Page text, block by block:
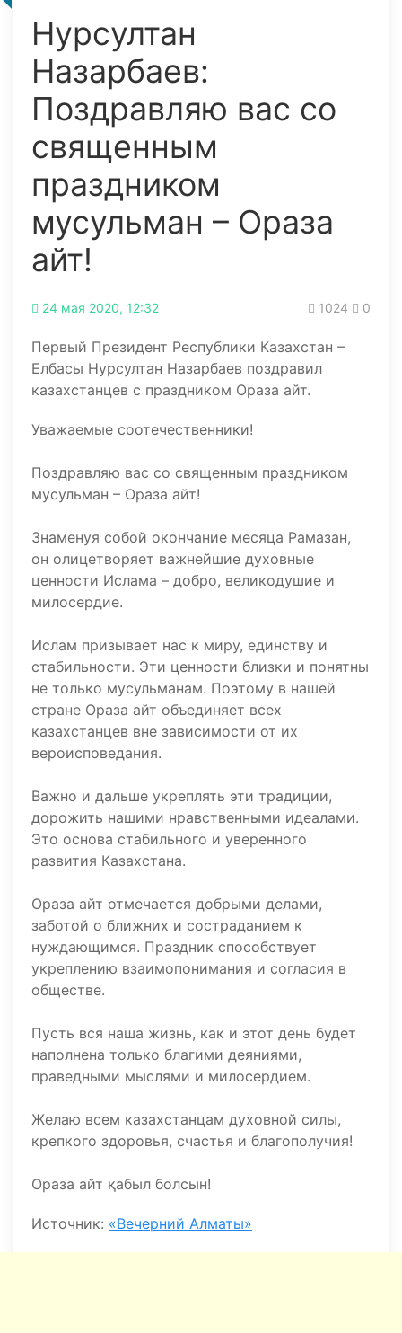
Нурсултан
Назарбаев:
Поздравляю вас со
священным
праздником
мусульман – Ораза
айт!
24 мая 2020, 12:32 1024 0
Первый Президент Республики Казахстан –
Елбасы Нурсултан Назарбаев поздравил
казахстанцев с праздником Ораза айт.
Уважаемые соотечественники!
Поздравляю вас со священным праздником
мусульман – Ораза айт!
Знаменуя собой окончание месяца Рамазан,
он олицетворяет важнейшие духовные
ценности Ислама – добро, великодушие и
милосердие.
Ислам призывает нас к миру, единству и
стабильности. Эти ценности близки и понятны
не только мусульманам. Поэтому в нашей
стране Ораза айт объединяет всех
казахстанцев вне зависимости от их
вероисповедания.
Важно и дальше укреплять эти традиции,
дорожить нашими нравственными идеалами.
Это основа стабильного и уверенного
развития Казахстана.
Ораза айт отмечается добрыми делами,
заботой о ближних и состраданием к
нуждающимся. Праздник способствует
укреплению взаимопонимания и согласия в
обществе.
Пусть вся наша жизнь, как и этот день будет
наполнена только благими деяниями,
праведными мыслями и милосердием.
Желаю всем казахстанцам духовной силы,
крепкого здоровья, счастья и благополучия!
Ораза айт қабыл болсын!
Источник: «Вечерний Алматы»